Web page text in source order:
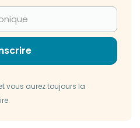
vous aurez toujours la